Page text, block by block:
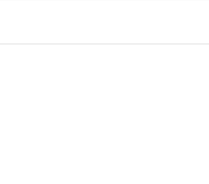
не затирать разделы, выставленные на